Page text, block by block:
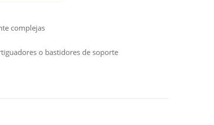
complejas
o bastidores de soporte